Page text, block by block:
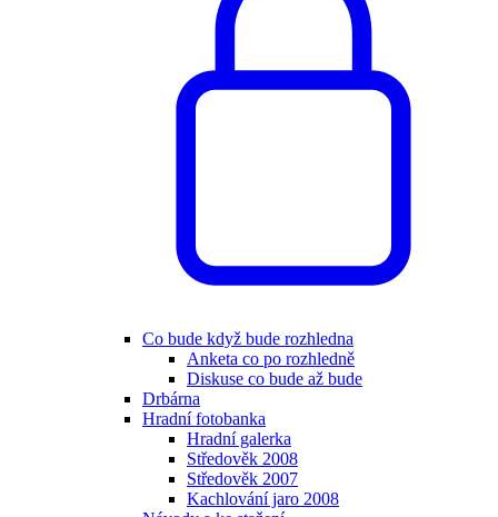
Co bude když bude rozhledna
Anketa co po rozhledně
Diskuse co bude až bude
Drbárna
Hradní fotobanka
Hradní galerka
Středověk 2008
Středověk 2007
Kachlování jaro 2008